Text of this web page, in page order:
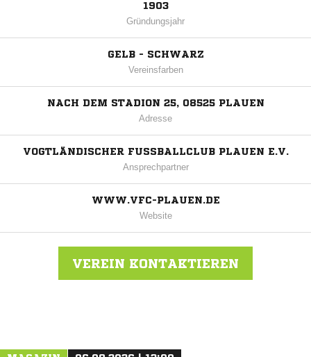
1903
Gründungsjahr
GELB - SCHWARZ
Vereinsfarben
NACH DEM STADION 25, 08525 PLAUEN
Adresse
VOGTLÄNDISCHER FUSSBALLCLUB PLAUEN E.V.
Ansprechpartner
WWW.VFC-PLAUEN.DE
Website
VEREIN KONTAKTIEREN